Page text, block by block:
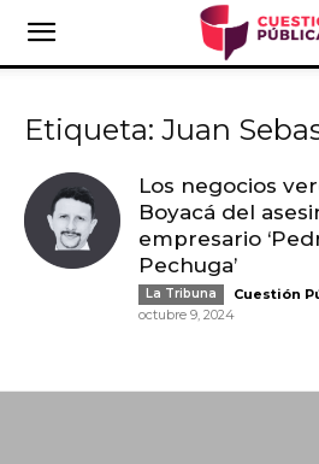
Etiqueta: Juan
Los negocios
Boyacá del
empresario
Pechuga’
La Tribuna Cuestión
octubre 9, 2024